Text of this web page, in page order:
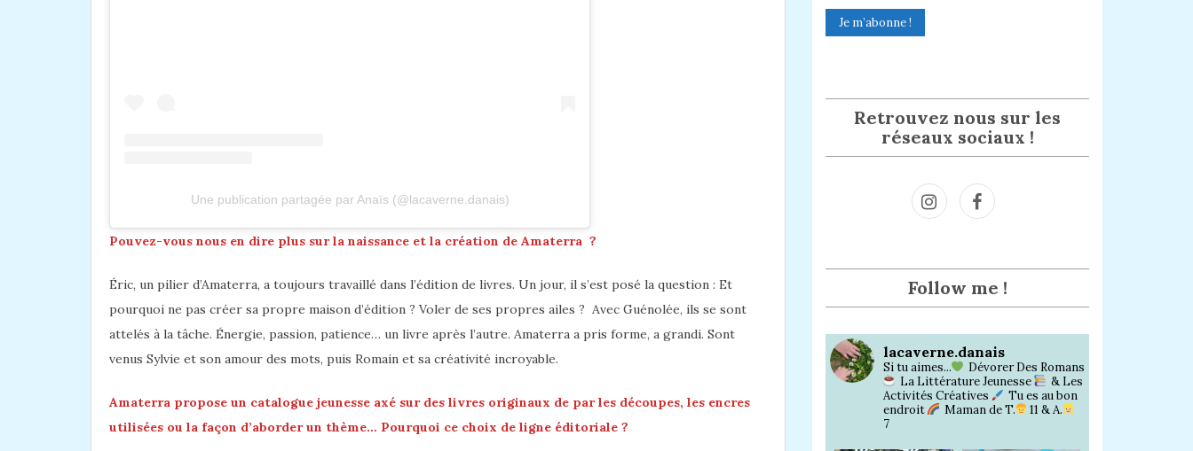
Une publication partagée par Anaïs (@lacaverne.danais)
Pouvez-vous nous en dire plus sur la naissance et la création de Amaterra ?
Éric, un pilier d’Amaterra, a toujours travaillé dans l’édition de livres. Un jour, il s’est posé la question : Et
pourquoi ne pas créer sa propre maison d’édition ? Voler de ses propres ailes ? Avec Guénolée, ils se sont
attelés à la tâche. Énergie, passion, patience… un livre après l’autre. Amaterra a pris forme, a grandi. Sont
venus Sylvie et son amour des mots, puis Romain et sa créativité incroyable.
Amaterra propose un catalogue jeunesse axé sur des livres originaux de par les découpes, les encres
utilisées ou la façon d’aborder un thème… Pourquoi ce choix de ligne éditoriale ?
Retrouvez nous sur les
réseaux sociaux !
m
Follow me !
lacaverne.danais
Si tu aimes...
Dévorer Des Romans
La Littérature Jeunesse
& Les
Activités Créatives
Tu es au bon
endroit
Maman de T.
11 & A.
7